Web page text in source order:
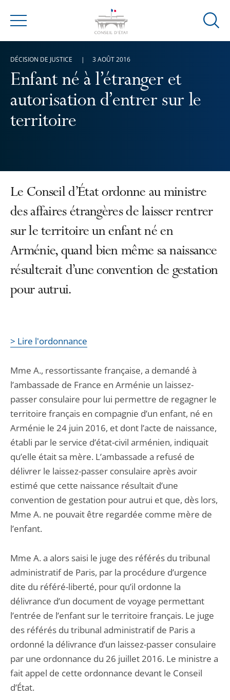
Menu
Ouvrir
Enfant né à l’étranger et
autorisation d’entrer sur le
territoire
DÉCISION DE JUSTICE 3 AOÛT 2016
Le Conseil d’État ordonne au ministre
des affaires étrangères de laisser rentrer
sur le territoire un enfant né en
Arménie, quand bien même sa naissance
résulterait d’une convention de gestation
pour autrui.
> Lire l'ordonnance
Mme A., ressortissante française, a demandé à
l’ambassade de France en Arménie un laissez-
passer consulaire pour lui permettre de regagner le
territoire français en compagnie d’un enfant, né en
Arménie le 24 juin 2016, et dont l’acte de naissance,
établi par le service d’état-civil arménien, indiquait
qu’elle était sa mère. L’ambassade a refusé de
délivrer le laissez-passer consulaire après avoir
estimé que cette naissance résultait d’une
convention de gestation pour autrui et que, dès lors,
Mme A. ne pouvait être regardée comme mère de
l’enfant.
Mme A. a alors saisi le juge des référés du tribunal
administratif de Paris, par la procédure d’urgence
dite du référé-liberté, pour qu’il ordonne la
délivrance d’un document de voyage permettant
l’entrée de l’enfant sur le territoire français. Le juge
des référés du tribunal administratif de Paris a
ordonné la délivrance d’un laissez-passer consulaire
par une ordonnance du 26 juillet 2016. Le ministre a
fait appel de cette ordonnance devant le Conseil
d’État.